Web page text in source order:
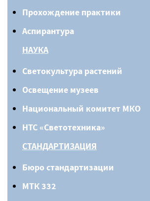
Прохождение практики
Аспирантура
НАУКА
Светокультура растений
Освещение музеев
Национальный комитет МКО
НТС «Светотехника»
СТАНДАРТИЗАЦИЯ
Бюро стандартизации
МТК 332